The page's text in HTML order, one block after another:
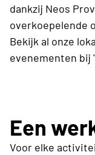
dankzij Neos
overkoepelende
Bekijk al onze
evenementen bij
Een
Voor elke